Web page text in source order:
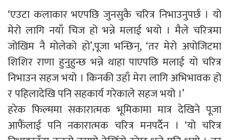
‘एउटा कलाकार भएपछि जुनसुकै चरित्र निभाउनुपर्छ । यो
मेरो लागि नयाँ चिज हो भन्ने मलाई भयो । मैले चरित्रमा
जोखिम नै मोलेको हो’,पूजा भन्छिन्, ‘तर मेरो अपोजिटमा
शिशिर राणा हुनुहुन्छ भन्ने थाहा पाएपछि मलाई यो चरित्र
निभाउन सहज भयो । किनकी उहाँ मेरा लागि अभिभावक हो
र पहिलादेखि पनि सहकार्य गरेकाले सहज भयो ।’
हरेक फिल्ममा सकारात्मक भूमिकामा मात्र देखिने पूजा
आफैंलाई पनि नकारात्मक चरित्र मनपर्दैन । ‘यो चरित्र